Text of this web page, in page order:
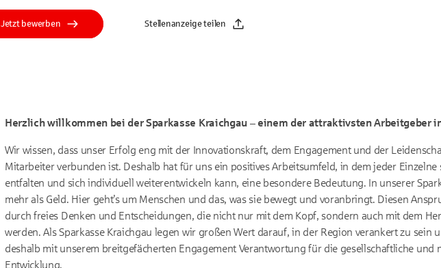
Jetzt bewerben Stellenanzeige teilen
Herzlich willkommen bei der Sparkasse Kraichgau – einem der attraktivsten Arbeitgeber
Wir wissen, dass unser Erfolg eng mit der Innovationskraft, dem Engagement und der
Mitarbeiter verbunden ist. Deshalb hat für uns ein positives Arbeitsumfeld, in dem jeder Einzelne
entfalten und sich individuell weiterentwickeln kann, eine besondere Bedeutung. In unserer
mehr als Geld. Hier geht’s um Menschen und das, was sie bewegt und voranbringt. Diesen
durch freies Denken und Entscheidungen, die nicht nur mit dem Kopf, sondern auch mit dem
werden. Als Sparkasse Kraichgau legen wir großen Wert darauf, in der Region verankert zu sein
deshalb mit unserem breitgefächerten Engagement Verantwortung für die gesellschaftliche und
Entwicklung.